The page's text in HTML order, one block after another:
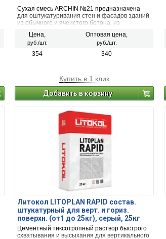
Сухая смесь ARCHIN №21 предназначена
для оштукатуривания стен и фасадов зданий
из обычного и ячеистого бетона, из
и кладочных элементов, а также бетонных
оснований (в том числе из сборного и
монолитного железобетона) ручным и
Цена,
руб./шт.
Оптовая цена,
руб./шт.
354 340
Купить в 1 клик
Добавить в корзину
Литокол LITOPLAN RAPID состав.
штукатурный для верт. и гориз.
поверхн. (от1 до 25кг), серый, 25кг
Цементный тиксотропный раствор быстрого
схватывания и высыхания для вертикального